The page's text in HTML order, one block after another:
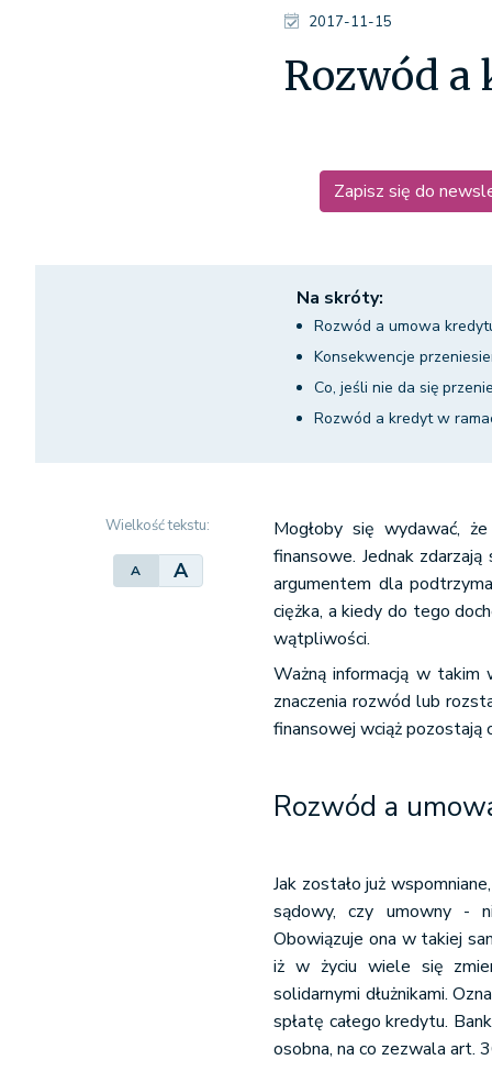
2017-11-15
Rozwód
Zapisz się do
Na skróty:
Rozwód a umowa
Konsekwencje
Co, jeśli nie da się
Rozwód a kredyt w
Wielkość tekstu:
A A
Mogłoby się wydawać,
finansowe. Jednak
argumentem dla
ciężka, a kiedy do tego
wątpliwości.
Ważną informacją w
znaczenia rozwód lub
finansowej wciąż pozostają
Rozwód a
Jak zostało już
sądowy, czy umowny -
Obowiązuje ona w takiej
iż w życiu wiele się
solidarnymi dłużnikami.
spłatę całego kredytu.
osobna, na co zezwala art.